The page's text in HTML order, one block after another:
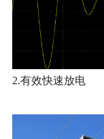
2.有效快速放电